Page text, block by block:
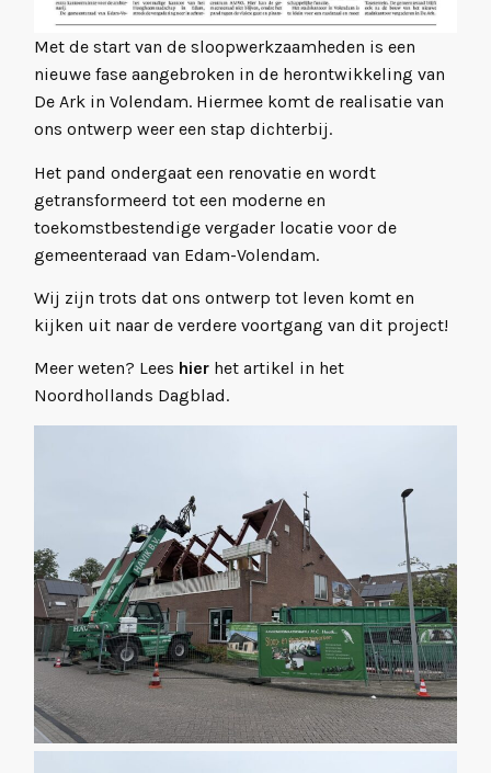
Met de start van de sloopwerkzaamheden is een
nieuwe fase aangebroken in de herontwikkeling van
De Ark in Volendam. Hiermee komt de realisatie van
ons ontwerp weer een stap dichterbij.
Het pand ondergaat een renovatie en wordt
getransformeerd tot een moderne en
toekomstbestendige vergader locatie voor de
gemeenteraad van Edam-Volendam.
Wij zijn trots dat ons ontwerp tot leven komt en
kijken uit naar de verdere voortgang van dit project!
Meer weten? Lees hier het artikel in het
Noordhollands Dagblad.